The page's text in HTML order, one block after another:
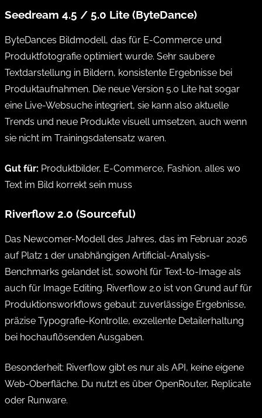
Seedream 4.5 / 5.0 Lite (ByteDance)
ByteDances Bildmodell, das für E-Commerce und
Produktfotografie optimiert wurde. Sehr saubere
Textdarstellung in Bildern, konsistente Ergebnisse bei
Produktaufnahmen. Die neue Version 5.0 Lite hat sogar
eine Live-Websuche integriert, sie kann also aktuelle
Trends und neue Produkte visuell umsetzen, auch wenn
sie nicht im Trainingsdatensatz waren.
Gut für: Produktbilder, E-Commerce, Fashion, alles wo
Text im Bild korrekt sein muss
Riverflow 2.0 (Sourceful)
Das Newcomer-Modell des Jahres, das im Februar 2026
auf Platz 1 der unabhängigen Artificial-Analysis-
Benchmarks gelandet ist, sowohl für Text-to-Image als
auch für Image Editing. Riverflow 2.0 ist von Grund auf für
Produktionsworkflows gebaut: zuverlässige Ergebnisse,
präzise Typografie-Kontrolle, exzellente Detailerhaltung
bei hochauflösenden Ausgaben.
Besonderheit: Riverflow gibt es nur als API, keine eigene
Web-Oberfläche. Du nutzt es über OpenRouter, Replicate
oder Runware.